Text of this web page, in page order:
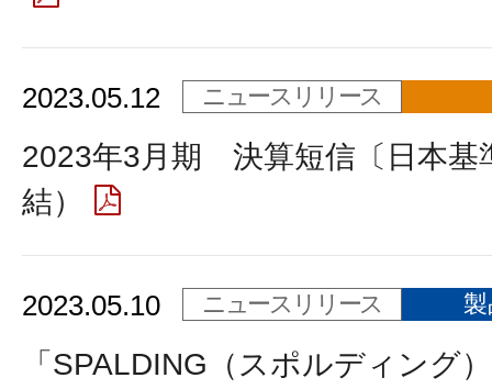
2023.05.12 ニュースリリース
2023年3月期 決算短信〔日本基
結）
2023.05.10 ニュースリリース
「SPALDING（スポルディング